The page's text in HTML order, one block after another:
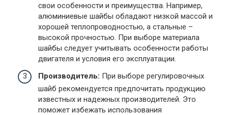
свои особенности и преимущества. Например,
алюминиевые шайбы обладают низкой массой и
хорошей теплопроводностью, а стальные –
высокой прочностью. При выборе материала
шайбы следует учитывать особенности работы
двигателя и условия его эксплуатации.
Производитель: При выборе регулировочных
шайб рекомендуется предпочитать продукцию
известных и надежных производителей. Это
поможет избежать использования